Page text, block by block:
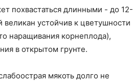
похвастаться длинными - до 12-
устойчив к цветушности
наращивания корнеплода),
в открытом грунте.
мякоть долго не